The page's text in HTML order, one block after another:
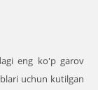
eng ko'p garov
uchun kutilgan